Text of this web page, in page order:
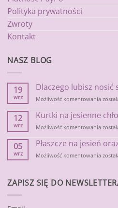
Polityka prywatności
Zwroty
Kontakt
NASZ BLOG
19
wrz
Dlaczego lubisz nosić
Możliwość komentowania
nosić
12
wrz
Kurtki na jesienne
Możliwość komentowania Kurtki
05
wrz
Płaszcze na jesień
Możliwość komentowania
oraz
zimę
ZAPISZ SIĘ DO